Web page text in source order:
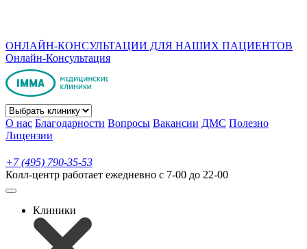
ОНЛАЙН-КОНСУЛЬТАЦИИ ДЛЯ НАШИХ ПАЦИЕНТОВ
Онлайн-Консультация
О нас Благодарности Вопросы Вакансии ДМС Полезно
Лицензии
+7 (495) 790-35-53
Колл-центр работает ежедневно с 7-00 до 22-00
Клиники